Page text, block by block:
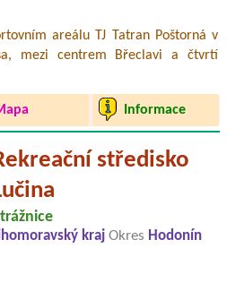
areálu TJ Tatran Poštorná v
mezi centrem Břeclavi a čtvrtí
Informace
středisko
kraj Okres Hodonín